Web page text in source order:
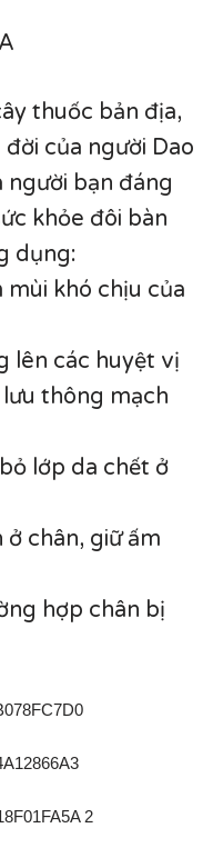
thuốc bản địa,
của người Dao
người bạn đáng
khỏe đôi bàn
dụng:
khó chịu của
lên các huyệt vị
thông mạch
lớp da chết ở
chân, giữ ấm
hợp chân bị